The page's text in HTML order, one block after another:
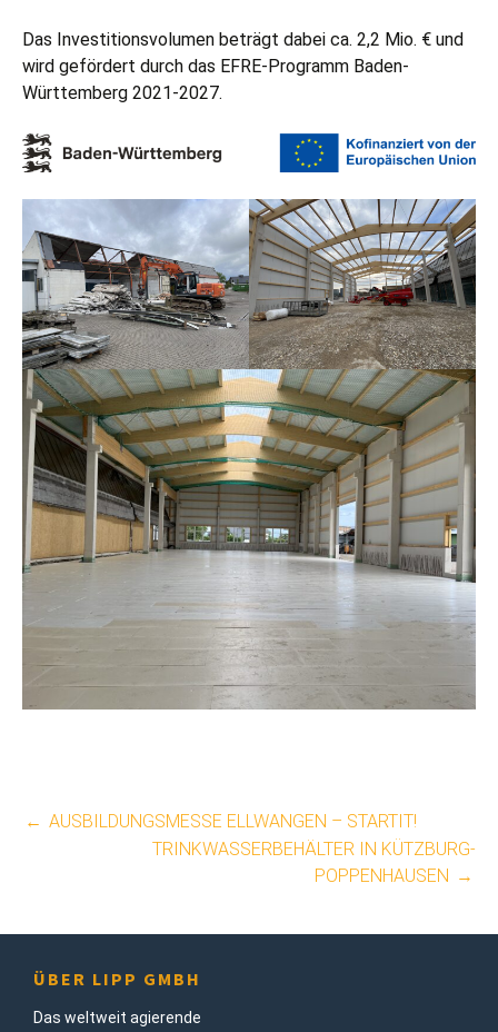
RÜBENSILO
ZUBEHÖR
DOWNLOADS
VIDEOS
Das Investitionsvolumen beträgt dabei ca. 2,2 Mio. € und
wird gefördert durch das EFRE-Programm Baden-
Württemberg 2021-2027.
BEITRAGSNAVIGATION
← AUSBILDUNGSMESSE ELLWANGEN – STARTIT!
TRINKWASSERBEHÄLTER IN KÜTZBURG-
POPPENHAUSEN →
ÜBER LIPP GMBH
Das weltweit agierende